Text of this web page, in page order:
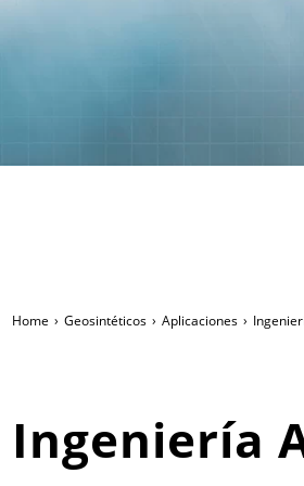
Home Geosintéticos Aplicaciones
Ingeniería